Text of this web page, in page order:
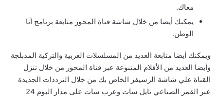
معاك.
يمكنك أيضا من خلال شاشة قناة المحور متابعة برنامج أنا
الوطن.
ويمكنك أيضا متابعة العديد من المسلسلات العربية والتركية المدبلجة
وأيضا العديد من الأفلام المتنوعة عبر قناة المحور من خلال تنزل
القناة علي شاشة الرسيفر الخاص بك من خلال الترددات الجديدة
عبر القمر الصناعي نايل سات وعرب سات على مدار اليوم 24